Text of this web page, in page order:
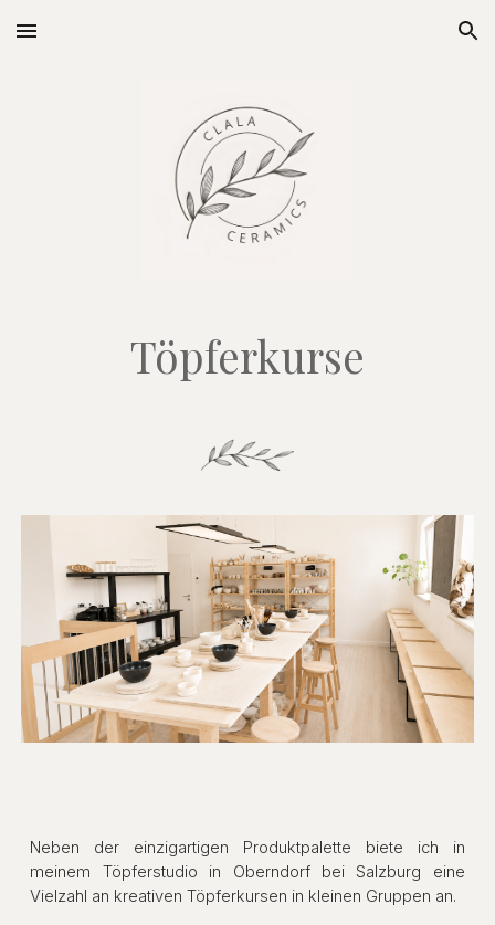
Skip to main content Skip to navigation
Töpferkurse
Neben der einzigartigen Produktpalette biete ich in
meinem Töpferstudio in Oberndorf bei Salzburg eine
Vielzahl an kreativenTöpferkursen in kleinen Gruppen an.